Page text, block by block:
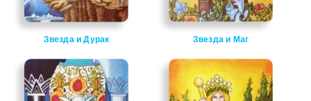
Звезда и Дурак Звезда и Маг